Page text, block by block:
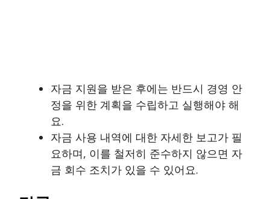
자금 지원을 받은 후에는 반드시 경영 안
정을 위한 계획을 수립하고 실행해야 해
요.
자금 사용 내역에 대한 자세한 보고가 필
요하며, 이를 철저히 준수하지 않으면 자
금 회수 조치가 있을 수 있어요.